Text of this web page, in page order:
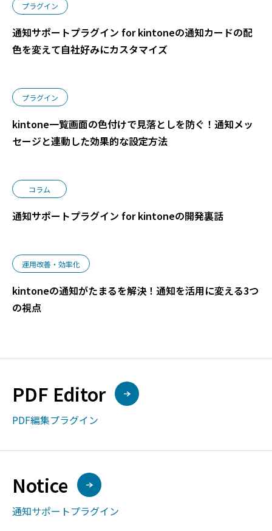
プラグイン
通知サポートプラグイン for kintoneの通知カードの配
色を変えて自社好みにカスタマイズ
プラグイン
kintone一覧画面の色付けで見落としを防ぐ！通知メッ
セージと連動した効果的な設定方法
コラム
通知サポートプラグイン for kintoneの開発裏話
運用改善・効率化
kintoneの通知がたまるを解決！通知を活用に変える3つ
の視点
PDF Editor
PDF編集プラグイン
Notice
通知サポートプラグイン